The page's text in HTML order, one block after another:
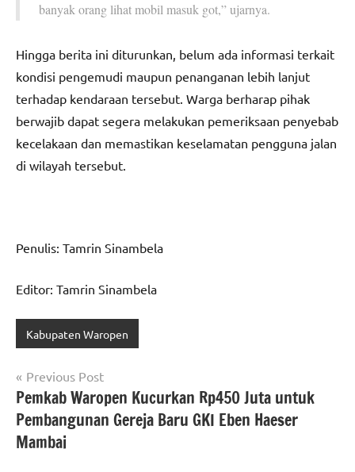
banyak orang lihat mobil masuk got,” ujarnya.
Hingga berita ini diturunkan, belum ada informasi terkait
kondisi pengemudi maupun penanganan lebih lanjut
terhadap kendaraan tersebut. Warga berharap pihak
berwajib dapat segera melakukan pemeriksaan penyebab
kecelakaan dan memastikan keselamatan pengguna jalan
di wilayah tersebut.
Penulis: Tamrin Sinambela
Editor: Tamrin Sinambela
Kabupaten Waropen
Navigasi
pos
Previous Post
Pemkab Waropen Kucurkan Rp450 Juta untuk
Pembangunan Gereja Baru GKI Eben Haeser
Mambai